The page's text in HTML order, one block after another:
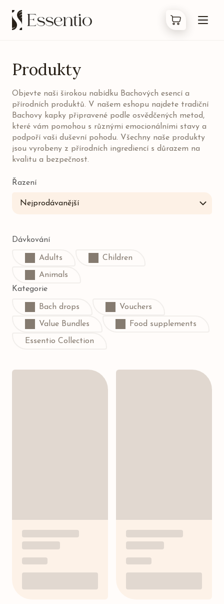
Co jsou Bachovky
O nás
Kontakty
Produkty
Objevte naši širokou nabídku Bachových esencí a
přírodních produktů. V našem eshopu najdete tradiční
Bachovy kapky připravené podle osvědčených metod,
které vám pomohou s různými emocionálními stavy a
podpoří vaši duševní pohodu. Všechny naše produkty
jsou vyrobeny z přírodních ingrediencí s důrazem na
kvalitu a bezpečnost.
Řazení
Nejprodávanější
Dávkování
Adults Children
Animals
Kategorie
Bach drops Vouchers
Value Bundles Food supplements
Essentio Collection